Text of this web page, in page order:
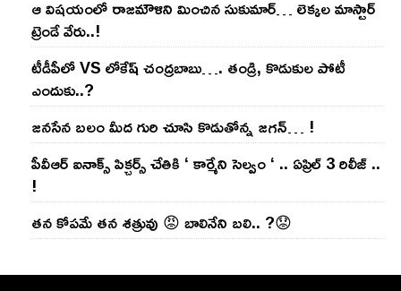
ఆ విష‌యంలో రాజ‌మౌళిని మించిన సుకుమార్‌… లెక్క‌ల మాస్టార్
ట్రెండే వేరు..!
టీడీపీలో VS లోకేష్ చంద్ర‌బాబు…. తండ్రి, కొడుకుల పోటీ
ఎందుకు..?
జ‌న‌సేన బ‌లం మీద గురి చూసి కొడుతోన్న జ‌గ‌న్‌… !
పీవీఆర్ ఐనాక్స్ పిక్చర్స్ చేతికి ‘ కార్మేని సెల్వం ‘ .. ఏప్రిల్ 3 రిలీజ్ ..
!
తన కోపమే తన శత్రువు 😡 బాలినేని బలి.. ?😟